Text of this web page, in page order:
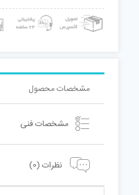
مشخصات محصول
مشخصات فنی
نظرات (0)